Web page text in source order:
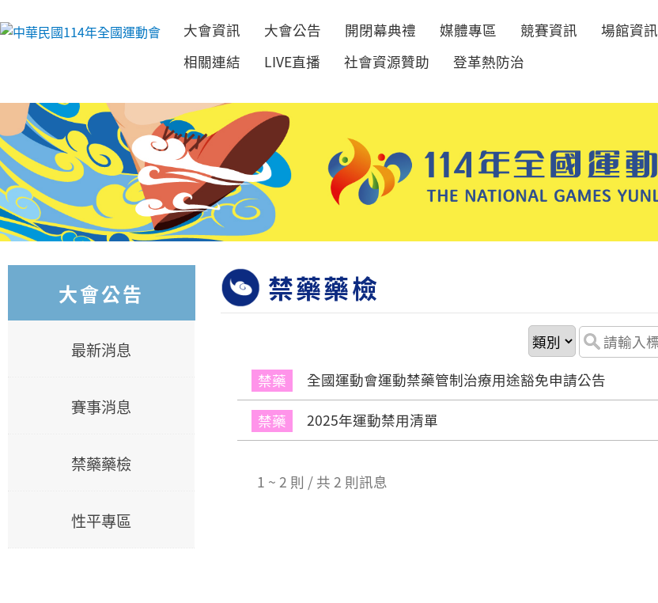
跳到主要內容
大會資訊 大會公告 開閉幕典禮 媒體專區 競賽資訊 場館資訊
相關連結
LIVE直播 社會資源贊助 登革熱防治
大會公告
最新消息
賽事消息
禁藥藥檢
性平專區
禁藥藥檢
禁藥 全國運動會運動禁藥管制治療用途豁免申請公告
禁藥 2025年運動禁用清單
1 ~ 2 則 / 共 2 則訊息